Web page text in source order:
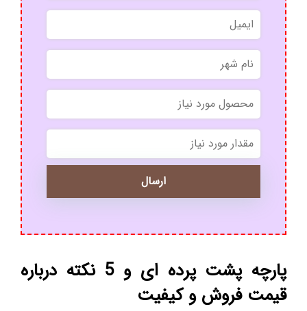
*
*
پارچه پشت پرده ای و 5 نکته درباره
قیمت فروش و کیفیت